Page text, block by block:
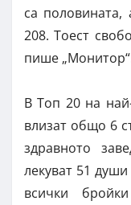
са половината,
208. Тоест
пише
В Топ 20 на
влизат общо 6
здравното
лекуват 51
всички